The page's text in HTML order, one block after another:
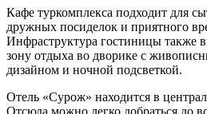
Кафе туркомплекса подходит для
дружных посиделок и приятного
Инфраструктура гостиницы также
зону отдыха во дворике с
дизайном и ночной подсветкой.
Отель «Сурож» находится в
Отсюда можно легко добраться до